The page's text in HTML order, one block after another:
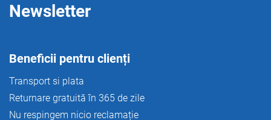
r
Newsletter
Beneficii pentru clienți
Transport si plata
Returnare gratuită în 365 de zile
Nu respingem nicio reclamație